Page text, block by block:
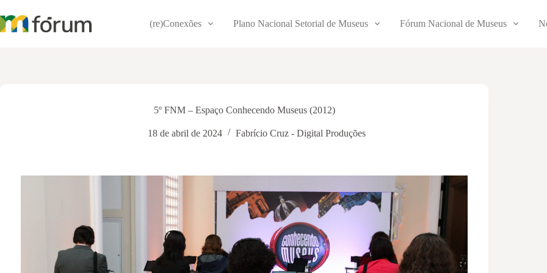
para
o
(re)Conexões Plano Nacional Setorial de Museus Fórum Nacional de Museus
5º FNM – Espaço Conhecendo Museus (2012)
18 de abril de 2024 Fabrício Cruz - Digital Produções